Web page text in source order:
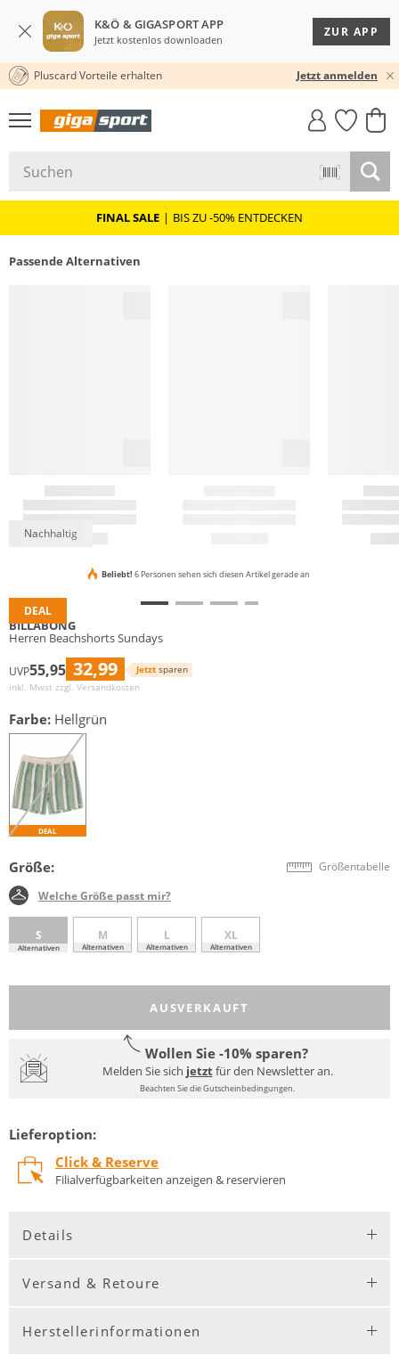
K&Ö & GIGASPORT APP
Jetzt kostenlos downloaden
ZUR APP
★★★★★ 4,8 / 5,0 STERNE
Pluscard Vorteile erhalten Jetzt anmelden
GIGASTYLE
FAHRRAD­
MUST-HAVE
FINAL SALE | BIS ZU -50% ENTDECKEN
Passende Alternativen
DEAL
Nachhaltig
Beliebt! 6 Personen sehen sich diesen Artikel gerade an
BILLABONG
Herren Beachshorts Sundays
UVP55,95 32,99 Jetzt sparen
inkl. Mwst zzgl. Versandkosten
Farbe: Hellgrün
DEAL
Größe: Größentabelle
Welche Größe passt mir?
S
Alternativen
M
Alternativen
L
Alternativen
XL
Alternativen
AUSVERKAUFT
Wollen Sie -10% sparen?
Melden Sie sich jetztfür den Newsletter an.
Beachten Sie die Gutscheinbedingungen.
Lieferoption:
Click & Reserve
Filialverfügbarkeiten anzeigen & reservieren
Details
Versand & Retoure
Herstellerinformationen